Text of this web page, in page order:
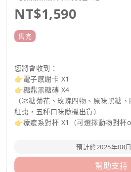
NT$1,590
售完
您將會收到：
👉電子感謝卡 X1
👉糖鼎黑糖磚 X4
（冰糖菊花、玫瑰四物、原味黑糖
紅棗，五種口味隨機出貨）
👉療癒系對杯 X1（可選擇動物對杯
預計於2025年08
幫助支持